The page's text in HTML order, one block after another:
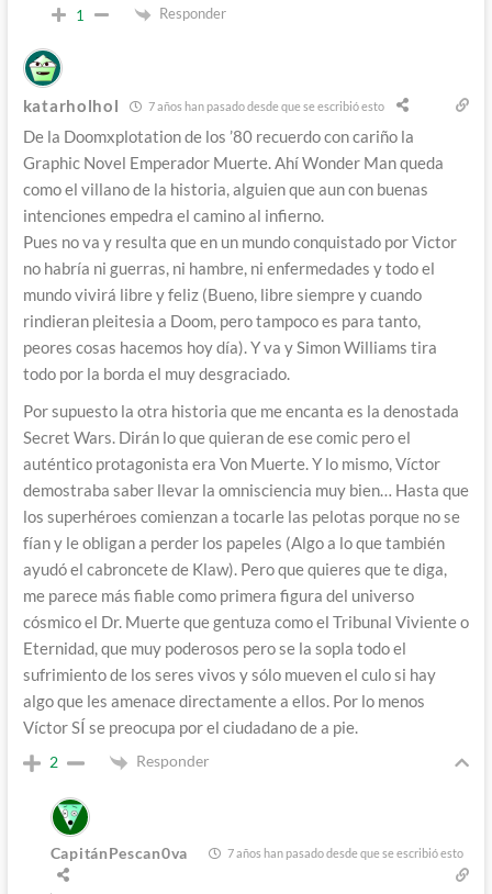
1 Responder
katarholhol 7 años han pasado desde que se escribió esto
De la Doomxplotation de los ’80 recuerdo con cariño la
Graphic Novel Emperador Muerte. Ahí Wonder Man queda
como el villano de la historia, alguien que aun con buenas
intenciones empedra el camino al infierno.
Pues no va y resulta que en un mundo conquistado por Victor
no habría ni guerras, ni hambre, ni enfermedades y todo el
mundo vivirá libre y feliz (Bueno, libre siempre y cuando
rindieran pleitesia a Doom, pero tampoco es para tanto,
peores cosas hacemos hoy día). Y va y Simon Williams tira
todo por la borda el muy desgraciado.
Por supuesto la otra historia que me encanta es la denostada
Secret Wars. Dirán lo que quieran de ese comic pero el
auténtico protagonista era Von Muerte. Y lo mismo, Víctor
demostraba saber llevar la omnisciencia muy bien… Hasta que
los superhéroes comienzan a tocarle las pelotas porque no se
fían y le obligan a perder los papeles (Algo a lo que también
ayudó el cabroncete de Klaw). Pero que quieres que te diga,
me parece más fiable como primera figura del universo
cósmico el Dr. Muerte que gentuza como el Tribunal Viviente o
Eternidad, que muy poderosos pero se la sopla todo el
sufrimiento de los seres vivos y sólo mueven el culo si hay
algo que les amenace directamente a ellos. Por lo menos
Víctor SÍ se preocupa por el ciudadano de a pie.
2 Responder
CapitánPescan0va 7 años han pasado desde que se escribió esto